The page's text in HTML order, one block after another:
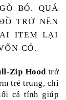
BÓ. QUÁ
TRỞ NÊN
ITEM LẠI
CÓ.
Zip Hood trở
trẻ trung, chi
cá tính giúp